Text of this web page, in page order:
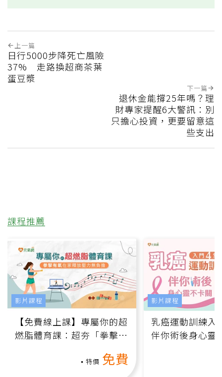
上一篇
日行5000步降死亡風險
37% 走路換超商茶葉
蛋豆漿
下一篇
退休金能撐25年嗎？理
財專家提醒6大警訊：別
只擔心投資，更要留意這
些支出
課程推薦
【免費線上課】專屬你的超
燃脂體育課：超夯「拳擊有
特價 免費
影片課程
乳癌運動訓練入
伴你術後身心靈
影片課程